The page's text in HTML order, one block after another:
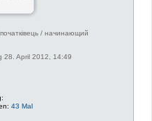
/ начинающий
28. April 2012, 14:49
43 Mal